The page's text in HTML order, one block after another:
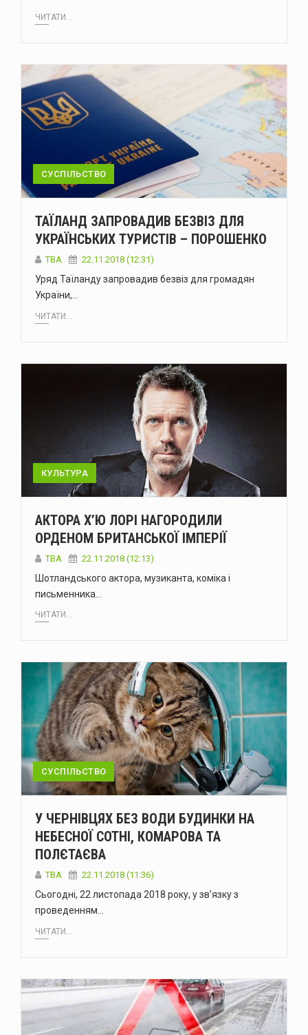
ЧИТАТИ...
СУСПІЛЬСТВО
ТАЇЛАНД ЗАПРОВАДИВ БЕЗВІЗ ДЛЯ
УКРАЇНСЬКИХ ТУРИСТІВ – ПОРОШЕНКО
TBA 22.11.2018 (12:31)
Уряд Таїланду запровадив безвіз для громадян
України,…
ЧИТАТИ...
КУЛЬТУРА
АКТОРА Х’Ю ЛОРІ НАГОРОДИЛИ
ОРДЕНОМ БРИТАНСЬКОЇ ІМПЕРІЇ
TBA 22.11.2018 (12:13)
Шотландського актора, музиканта, коміка і
письменника…
ЧИТАТИ...
СУСПІЛЬСТВО
У ЧЕРНІВЦЯХ БЕЗ ВОДИ БУДИНКИ НА
НЕБЕСНОЇ СОТНІ, КОМАРОВА ТА
ПОЛЄТАЄВА
TBA 22.11.2018 (11:36)
Сьогодні, 22 листопада 2018 року, у зв’язку з
проведенням…
ЧИТАТИ...